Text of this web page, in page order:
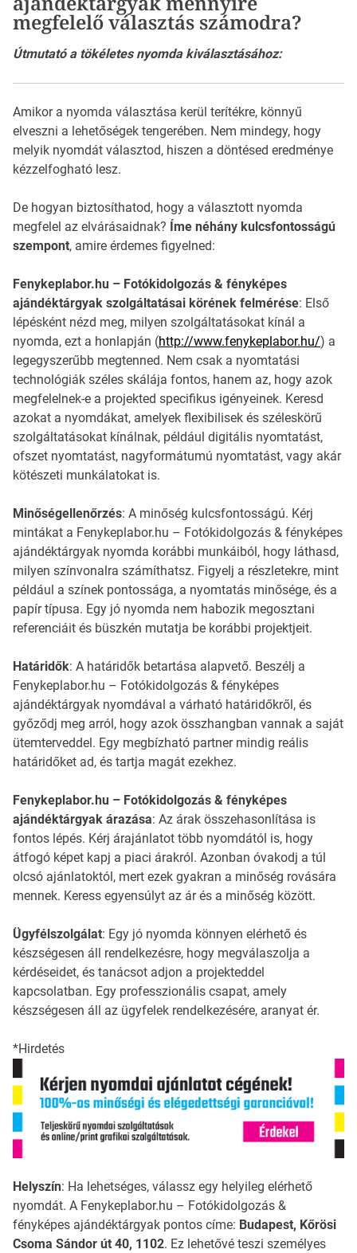
megfelelő választás számodra?
Útmutató a tökéletes nyomda kiválasztásához:
Amikor a nyomda választása kerül terítékre, könnyű
elveszni a lehetőségek tengerében. Nem mindegy, hogy
melyik nyomdát választod, hiszen a döntésed eredménye
kézzelfogható lesz.
De hogyan biztosíthatod, hogy a választott nyomda
megfelel az elvárásaidnak? Íme néhány kulcsfontosságú
szempont, amire érdemes figyelned:
Fenykeplabor.hu – Fotókidolgozás & fényképes
ajándéktárgyak szolgáltatásai körének felmérése: Első
lépésként nézd meg, milyen szolgáltatásokat kínál a
nyomda, ezt a honlapján (http://www.fenykeplabor.hu/) a
legegyszerűbb megtenned. Nem csak a nyomtatási
technológiák széles skálája fontos, hanem az, hogy azok
megfelelnek-e a projekted specifikus igényeinek. Keresd
azokat a nyomdákat, amelyek flexibilisek és széleskörű
szolgáltatásokat kínálnak, például digitális nyomtatást,
ofszet nyomtatást, nagyformátumú nyomtatást, vagy akár
kötészeti munkálatokat is.
Minőségellenőrzés: A minőség kulcsfontosságú. Kérj
mintákat a Fenykeplabor.hu – Fotókidolgozás & fényképes
ajándéktárgyak nyomda korábbi munkáiból, hogy láthasd,
milyen színvonalra számíthatsz. Figyelj a részletekre, mint
például a színek pontossága, a nyomtatás minősége, és a
papír típusa. Egy jó nyomda nem habozik megosztani
referenciáit és büszkén mutatja be korábbi projektjeit.
Határidők: A határidők betartása alapvető. Beszélj a
Fenykeplabor.hu – Fotókidolgozás & fényképes
ajándéktárgyak nyomdával a várható határidőkről, és
győződj meg arról, hogy azok összhangban vannak a saját
ütemterveddel. Egy megbízható partner mindig reális
határidőket ad, és tartja magát ezekhez.
Fenykeplabor.hu – Fotókidolgozás & fényképes
ajándéktárgyak árazása: Az árak összehasonlítása is
fontos lépés. Kérj árajánlatot több nyomdától is, hogy
átfogó képet kapj a piaci árakról. Azonban óvakodj a túl
olcsó ajánlatoktól, mert ezek gyakran a minőség rovására
mennek. Keress egyensúlyt az ár és a minőség között.
Ügyfélszolgálat: Egy jó nyomda könnyen elérhető és
készségesen áll rendelkezésre, hogy megválaszolja a
kérdéseidet, és tanácsot adjon a projekteddel
kapcsolatban. Egy professzionális csapat, amely
készségesen áll az ügyfelek rendelkezésére, aranyat ér.
*Hirdetés
Helyszín: Ha lehetséges, válassz egy helyileg elérhető
nyomdát. A Fenykeplabor.hu – Fotókidolgozás &
fényképes ajándéktárgyak pontos címe: Budapest, Kőrösi
Csoma Sándor út 40, 1102. Ez lehetővé teszi személyes